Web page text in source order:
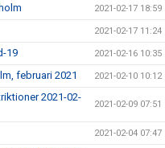
2021-02-17 18:59
2021-02-17 11:24
19 2021-02-16 10:35
februari 2021 2021-02-10 10:12
2021-02-
2021-02-09 07:51
2021-02-04 07:47